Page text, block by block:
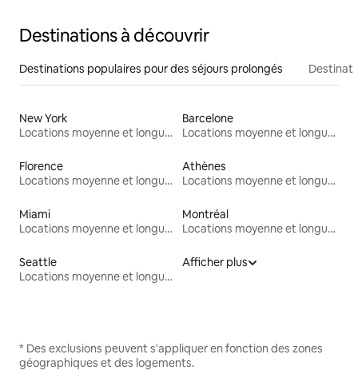
Destinations à découvrir
Destinations populaires pour des séjours prolongés
New York
Locations moyenne et longue durée
Barcelone
Locations moyenne et longue durée
Florence
Locations moyenne et longue durée
Athènes
Locations moyenne et longue durée
Miami
Locations moyenne et longue durée
Montréal
Locations moyenne et longue durée
Seattle
Locations moyenne et longue durée
Afficher plus
* Des exclusions peuvent s'appliquer en fonction des zones
géographiques et des logements.